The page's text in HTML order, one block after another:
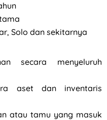
Solo dan sekitarnya
secara menyeluruh
aset dan inventaris
atau tamu yang masuk